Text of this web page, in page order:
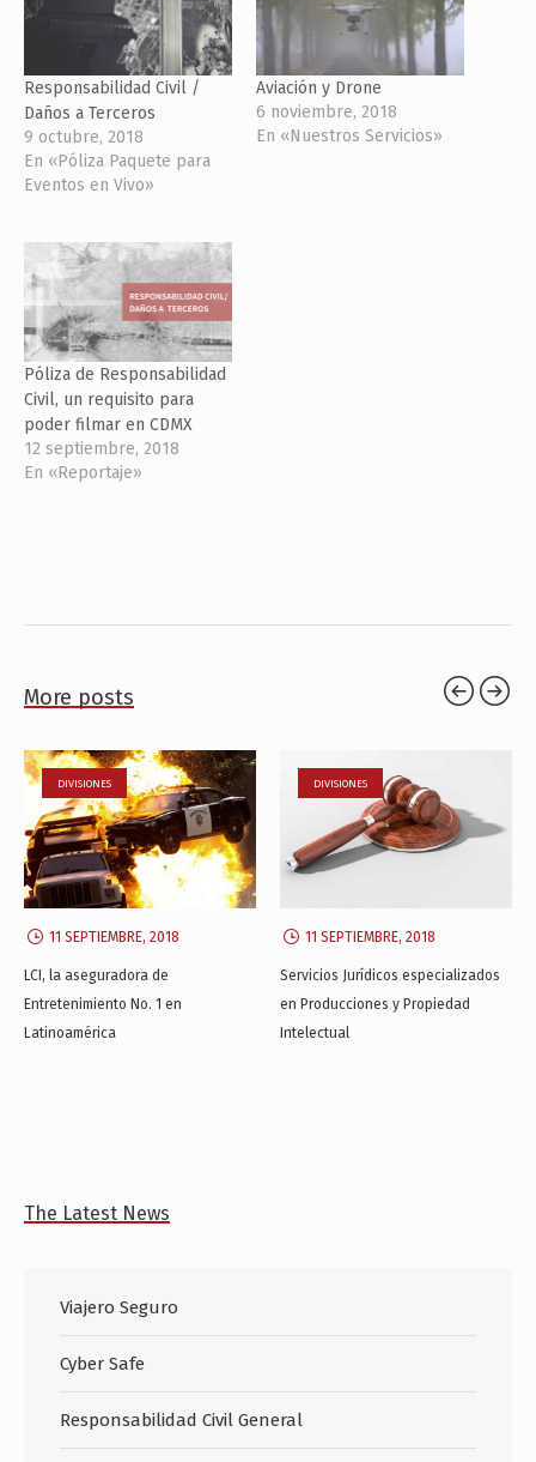
Responsabilidad Civil /
Daños a Terceros
9 octubre, 2018
En «Póliza Paquete para
Eventos en Vivo»
Aviación y Drone
6 noviembre, 2018
En «Nuestros Servicios»
Póliza de Responsabilidad
Civil, un requisito para
poder filmar en CDMX
12 septiembre, 2018
En «Reportaje»
More posts
DIVISIONES
11 SEPTIEMBRE, 2018
LCI, la aseguradora de
Entretenimiento No. 1 en
Latinoamérica
DIVISIONES
11 SEPTIEMBRE, 2018
Servicios Jurídicos especializados
en Producciones y Propiedad
Intelectual
The Latest News
Viajero Seguro
Cyber Safe
Responsabilidad Civil General